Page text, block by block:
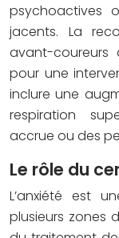
psychoactives
jacents. La
avant-coureurs
pour une
inclure une
respiration
accrue ou des
Le rôle du
L’anxiété est
plusieurs zones